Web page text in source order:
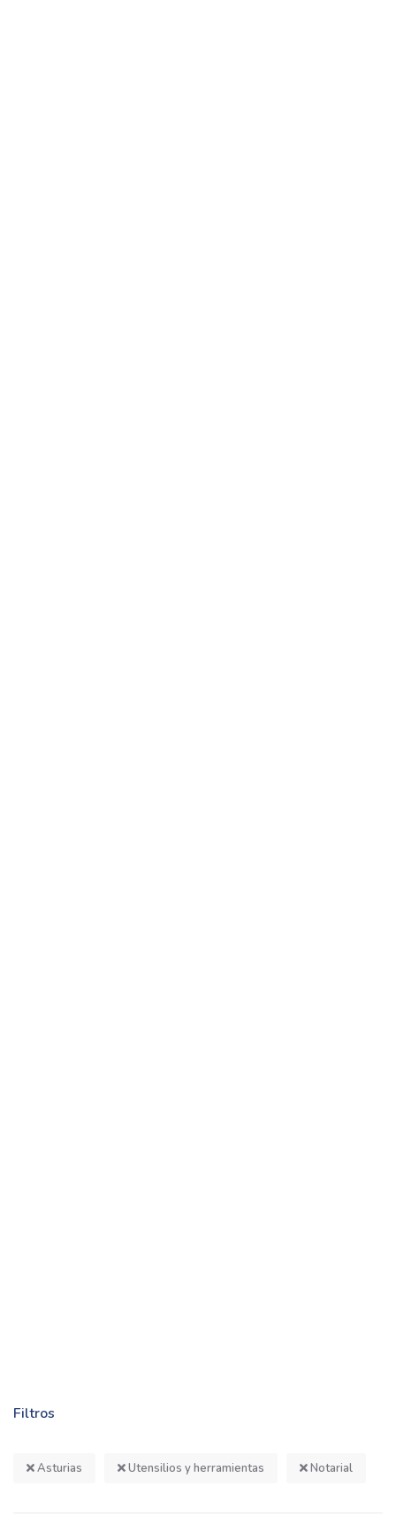
Filtros
Asturias Utensilios y herramientas Notarial